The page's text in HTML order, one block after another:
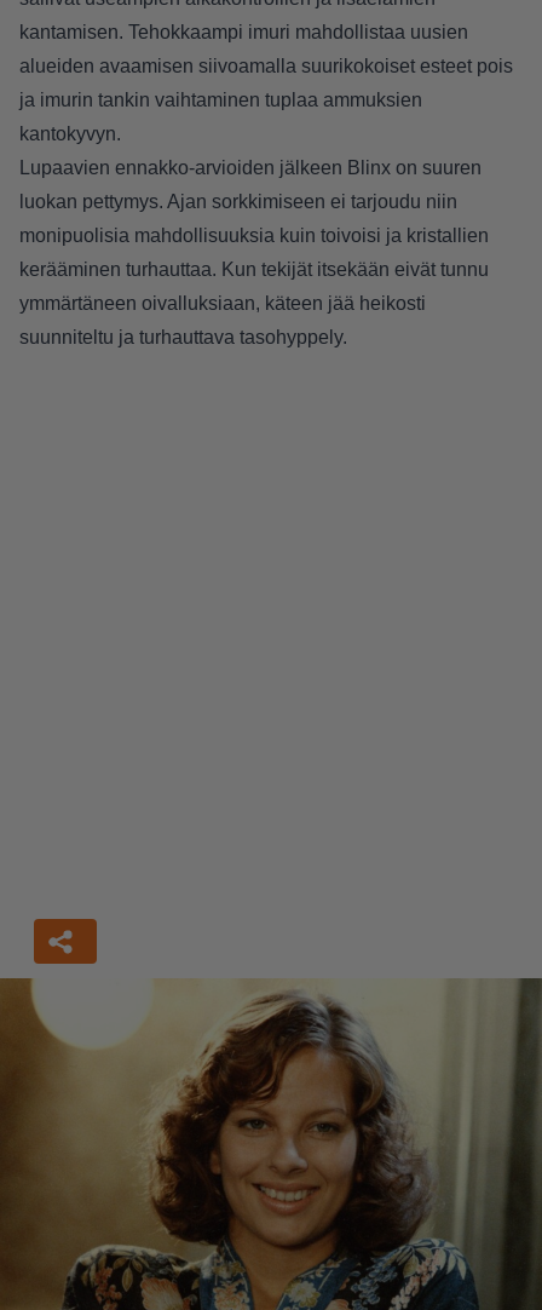
kantamisen. Tehokkaampi imuri mahdollistaa uusien
alueiden avaamisen siivoamalla suurikokoiset esteet pois
ja imurin tankin vaihtaminen tuplaa ammuksien
kantokyvyn.
Lupaavien ennakko-arvioiden jälkeen Blinx on suuren
luokan pettymys. Ajan sorkkimiseen ei tarjoudu niin
monipuolisia mahdollisuuksia kuin toivoisi ja kristallien
kerääminen turhauttaa. Kun tekijät itsekään eivät tunnu
ymmärtäneen oivalluksiaan, käteen jää heikosti
suunniteltu ja turhauttava tasohyppely.